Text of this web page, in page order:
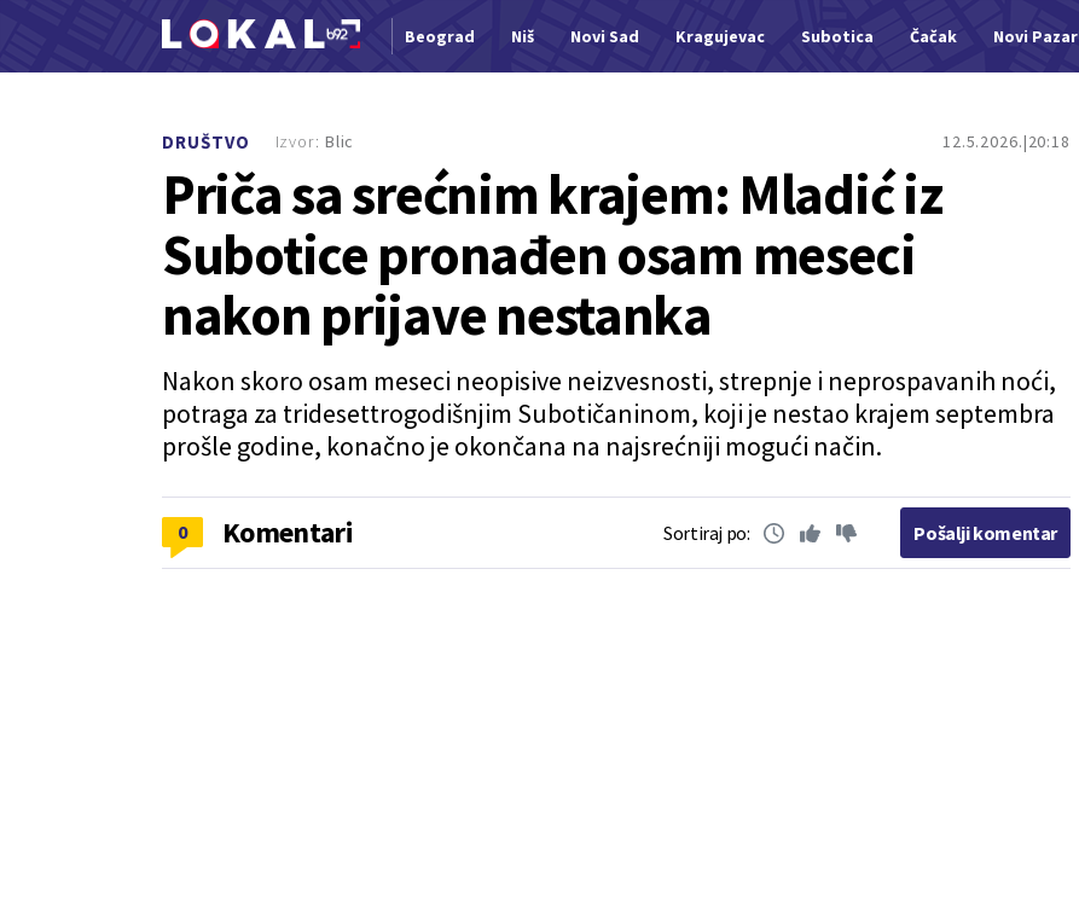
Beograd Niš Novi Sad Kragujevac Subotica Čačak Novi Pazar
DRUŠTVO 12.5.2026. 20:18
Priča sa srećnim krajem: Mladić iz
Subotice pronađen osam meseci
nakon prijave nestanka
Nakon skoro osam meseci neopisive neizvesnosti, strepnje i neprospavanih noći,
potraga za tridesettrogodišnjim Subotičaninom, koji je nestao krajem septembra
prošle godine, konačno je okončana na najsrećniji mogući način.
Izvor: Blic
0 Komentari Sortiraj po: Pošalji komentar